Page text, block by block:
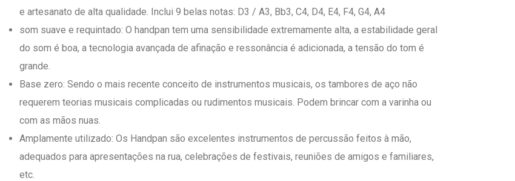
e artesanato de alta qualidade. Inclui 9 belas notas: D3 / A3, Bb3, C4, D4, E4, F4, G4, A4
som suave e requintado: O handpan tem uma sensibilidade extremamente alta, a estabilidade geral
do som é boa, a tecnologia avançada de afinação e ressonância é adicionada, a tensão do tom é
grande.
Base zero: Sendo o mais recente conceito de instrumentos musicais, os tambores de aço não
requerem teorias musicais complicadas ou rudimentos musicais. Podem brincar com a varinha ou
com as mãos nuas.
Amplamente utilizado: Os Handpan são excelentes instrumentos de percussão feitos à mão,
adequados para apresentações na rua, celebrações de festivais, reuniões de amigos e familiares,
etc.